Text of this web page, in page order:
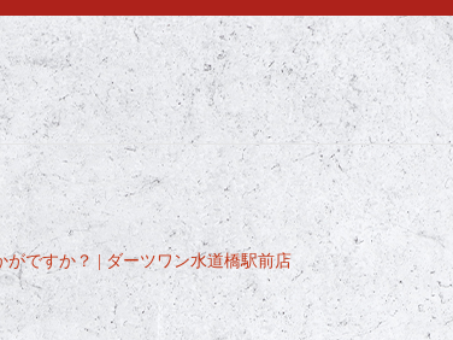
ですか？ | ダーツワン水道橋駅前店